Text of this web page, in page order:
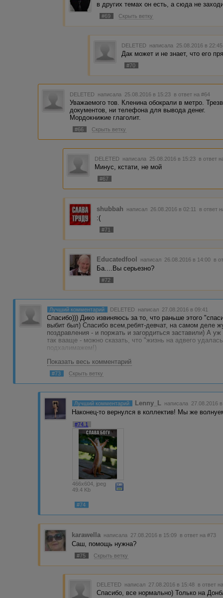
в других темах он есть, а сюда не
#69 Скрыть ветку
DELETED написала 25.08.2016 в
Дак может и не знает, что его
#70
DELETED написала 25.08.2016 в 15:23 в ответ на #64
Уважаемого тов. Кленина обокрали в метро.
документов, ни телефона для вывода денег.
Мордокнижие глаголит.
#66 Скрыть ветку
DELETED написала 25.08.2016 в 15:23 в ответ
Минус, кстати, не мой
#67
shubbah написал 26.08.2016 в 02:11 в ответ
:(
#71
Educatedfool написал 26.08.2016 в 14:00 в
Ба....Вы серьезно?
#72
Лучший комментарий DELETED написал 27.08.2016 в 09:41
Спасибо))) Дико извиняюсь за то, что раньше этого
выбит был) Спасибо всем,ребят-девчат, на самом деле
поздравления - и поржать и загордиться заставили) А
так вааще - можно сказать, что "жизнь на адвего
подхалимажем!)
Спасибо!!! Вы извините, каждому отдельно через
некоторые поздравления очень хотелось бы
Показать весь комментарий
#73 Скрыть ветку
Лучший комментарий Lenny_L написала 27.08.2016
Наконец-то вернулся в коллектив! Мы же
#74.1
466x604, jpeg
49.4 Kb
#74
karawella написала 27.08.2016 в 15:09 в ответ на #73
Саш, помощь нужна?
#75 Скрыть ветку
DELETED написал 27.08.2016 в 15:48 в ответ
Спасибо, все нормально) Только на